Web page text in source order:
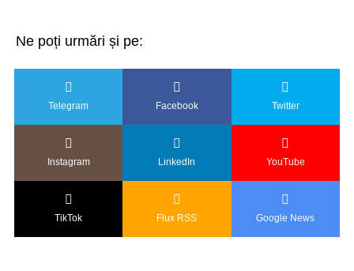
Ne poți urmări și pe:
Telegram Facebook Twitter
Instagram LinkedIn YouTube
TikTok Flux RSS Google News